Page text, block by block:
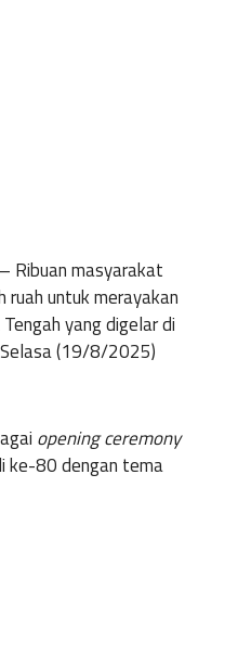
Ribuan masyarakat
ruah untuk merayakan
yang digelar di
(19/8/2025)
opening ceremony
ke-80 dengan tema